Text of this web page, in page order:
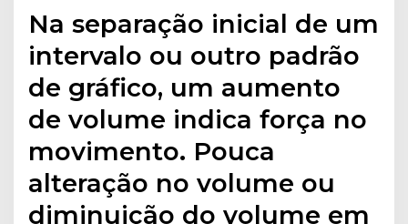
Na separação inicial de um
intervalo ou outro padrão
de gráfico, um aumento
de volume indica força no
movimento. Pouca
alteração no volume ou
diminuição do volume em